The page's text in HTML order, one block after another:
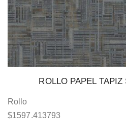
ROLLO PAPEL
Rollo
$1597.413793